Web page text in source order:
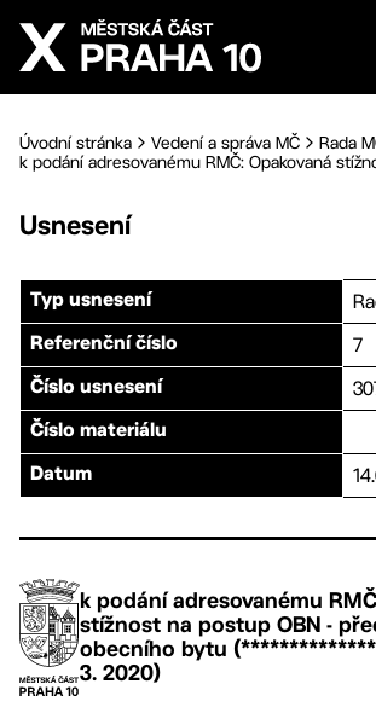
Přejít na hlavní obsah
Úvodní stránka Vedení a správa MČ Rada
k podání adresovanému RMČ: Opakovaná
Usnesení
Typ usnesení
Referenční číslo 7
Číslo usnesení
Číslo materiálu
Datum
k podání adresovanému
stížnost na postup OBN -
obecního bytu
3. 2020)